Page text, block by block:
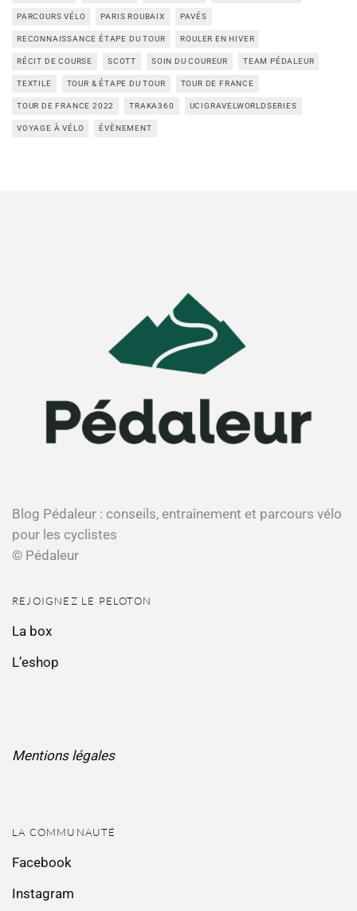
PARCOURS VÉLO PARIS ROUBAIX PAVÉS
RECONNAISSANCE ÉTAPE DU TOUR ROULER EN HIVER
RÉCIT DE COURSE SCOTT SOIN DU COUREUR TEAM PÉDALEUR
TEXTILE TOUR & ÉTAPE DU TOUR TOUR DE FRANCE
TOUR DE FRANCE 2022 TRAKA360 UCIGRAVELWORLDSERIES
VOYAGE À VÉLO ÉVÈNEMENT
Blog Pédaleur : conseils, entraînement et parcours vélo
pour les cyclistes
© Pédaleur
REJOIGNEZ LE PELOTON
La box
L’eshop
Mentions légales
LA COMMUNAUTÉ
Facebook
Instagram